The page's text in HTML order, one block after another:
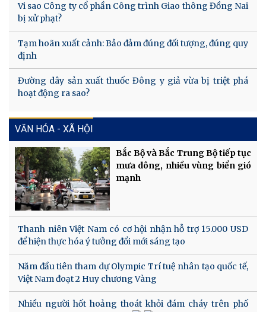
Vi sao Công ty cổ phần Công trình Giao thông Đồng Nai
bị xử phạt?
Tạm hoãn xuất cảnh: Bảo đảm đúng đối tượng, đúng quy
định
Đường dây sản xuất thuốc Đông y giả vừa bị triệt phá
hoạt động ra sao?
VĂN HÓA - XÃ HỘI
Bắc Bộ và Bắc Trung Bộ tiếp tục
mưa dông, nhiều vùng biển gió
mạnh
Thanh niên Việt Nam có cơ hội nhận hỗ trợ 15.000 USD
để hiện thực hóa ý tưởng đổi mới sáng tạo
Năm đầu tiên tham dự Olympic Trí tuệ nhân tạo quốc tế,
Việt Nam đoạt 2 Huy chương Vàng
Nhiều người hốt hoảng thoát khỏi đám cháy trên phố